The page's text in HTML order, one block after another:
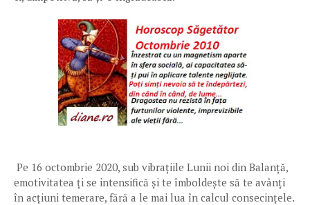
Pe 16 octombrie 2020, sub vibrațiile Lunii noi din Balanță,
emotivitatea ți se intensifică și te îmboldește să te avânți
în acțiuni temerare, fără a le mai lua în calcul consecințele.